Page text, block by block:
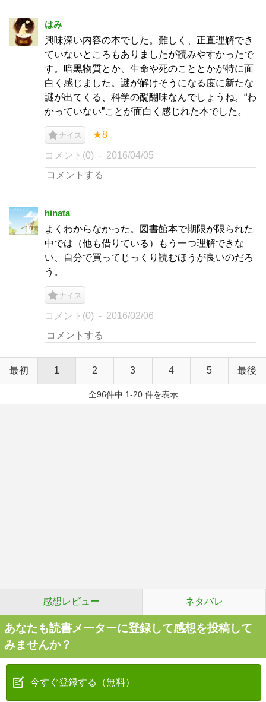
はみ
興味深い内容の本でした。難しく、正直理解でき
ていないところもありましたが読みやすかったで
す。暗黒物質とか、生命や死のこととかが特に面
白く感じました。謎が解けそうになる度に新たな
謎が出てくる、科学の醍醐味なんでしょうね。“わ
かっていない”ことが面白く感じれた本でした。
ナイス ★8
コメント(0) 2016/04/05
hinata
よくわからなかった。図書館本で期限が限られた
中では（他も借りている）もう一つ理解できな
い、自分で買ってじっくり読むほうが良いのだろ
う。
ナイス
コメント(0) 2016/02/06
最初 1 2 3 4 5 最後
全96件中 1-20 件を表示
感想レビュー ネタバレ
あなたも読書メーターに登録して感想を投稿して
みませんか？
今すぐ登録する（無料）